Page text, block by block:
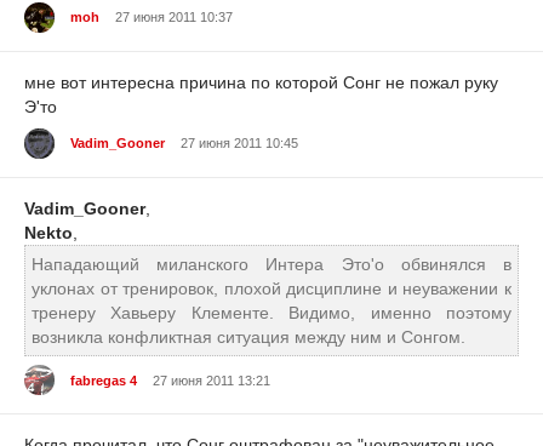
moh 27 июня 2011 10:37
мне вот интересна причина по которой Сонг не пожал руку
Э'то
Vadim_Gooner 27 июня 2011 10:45
Vadim_Gooner,
Nekto
Нападающий миланского Интера Это'о обвинялся в
уклонах от тренировок, плохой дисциплине и неуважении к
тренеру Хавьеру Клементе. Видимо, именно поэтому
возникла конфликтная ситуация между ним и Сонгом.
fabregas 4 27 июня 2011 13:21